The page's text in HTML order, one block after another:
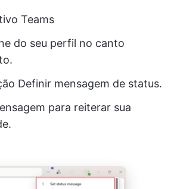
Teams
do seu perfil no canto
Definir mensagem de status.
para reiterar sua